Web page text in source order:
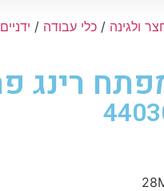
ולגינה / כלי עבודה / ידניים